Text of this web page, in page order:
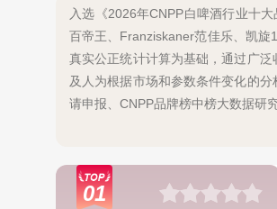
入选《2026年CNPP白啤酒行业十
百帝王、Franziskaner范佳乐、凯旋
真实公正统计计算为基础，通过广
及人为根据市场和参数条件变化的
请申报、CNPP品牌榜中榜大数据研
01